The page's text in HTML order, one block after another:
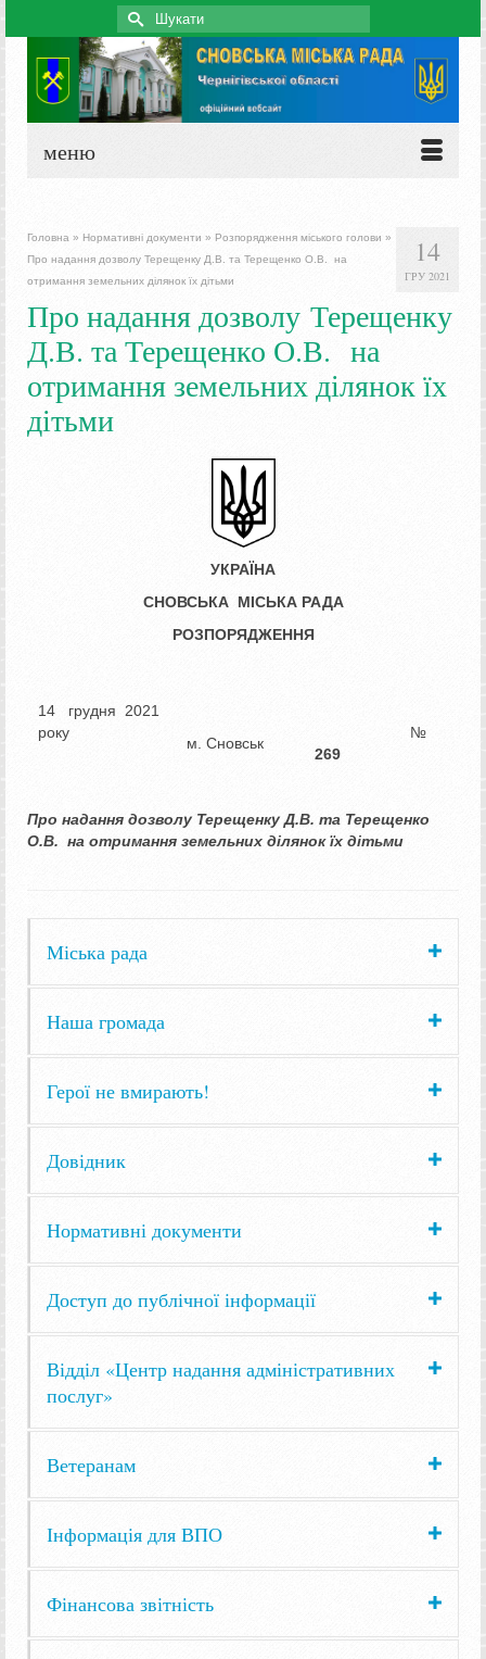
Search
for:
меню
14
ГРУ 2021
Головна » Нормативні документи » Розпорядження міського голови »
Про надання дозволу Терещенку Д.В. та Терещенко О.В. на
отримання земельних ділянок їх дітьми
Про надання дозволу Терещенку
Д.В. та Терещенко О.В. на
отримання земельних ділянок їх
дітьми
УКРАЇНА
СНОВСЬКА МІСЬКА РАДА
РОЗПОРЯДЖЕННЯ
14 грудня 2021
року
м. Сновськ
№
269
Про надання дозволу Терещенку Д.В. та Терещенко
О.В. на отримання земельних ділянок їх дітьми
Міська рада
Наша громада
Герої не вмирають!
Довідник
Нормативні документи
Доступ до публічної інформації
Відділ «Центр надання адміністративних
послуг»
Ветеранам
Інформація для ВПО
Фінансова звітність